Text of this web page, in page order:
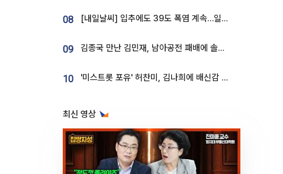
08 [내일날씨] 입추에도 39도 폭염 계속…일부 지역 소나기
09 김종국 만난 김민재, 남아공전 패배에 솔직한 속내⋯"선수들도 못하긴 했다"
10 '미스트롯 포유' 허찬미, 김나희에 배신감 든 사연⋯"이상준 추천해주더라"
최신 영상